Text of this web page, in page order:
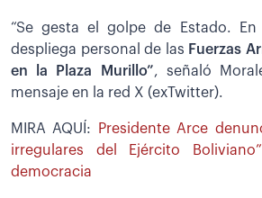
“Se gesta el golpe de Estado.
despliega personal de las Fuerzas
en la Plaza Murillo”, señaló
mensaje en la red X (exTwitter).
MIRA AQUÍ:
Presidente Arce
irregulares del Ejército
democracia